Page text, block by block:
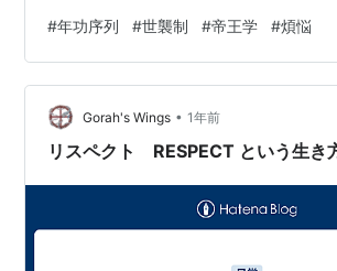
があがって、一定の年になれば位もあが
して、みんなで仲良く、会社のためにつ
だ。 出世できなくても、自分を責めたり
ぐちを言う必要もない。運がわるかった
ることが出来る。平和なもんだ。 そうそ
#年功序列 #世襲制 #帝王学 #煩悩
Gorah's Wings • 1年前
リスペクト RESPECT という生き